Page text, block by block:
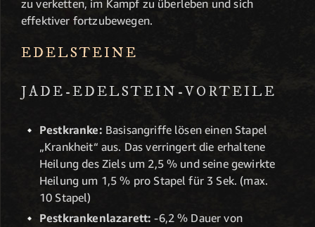
zu verketten, im Kampf zu überleben und sich
effektiver fortzubewegen.
EDELSTEINE
JADE-EDELSTEIN-VORTEILE
Pestkranke: Basisangriffe lösen einen Stapel
„Krankheit“ aus. Das verringert die erhaltene
Heilung des Ziels um 2,5 % und seine gewirkte
Heilung um 1,5 % pro Stapel für 3 Sek. (max.
10 Stapel)
Pestkrankenlazarett:-6,2 % Dauer von